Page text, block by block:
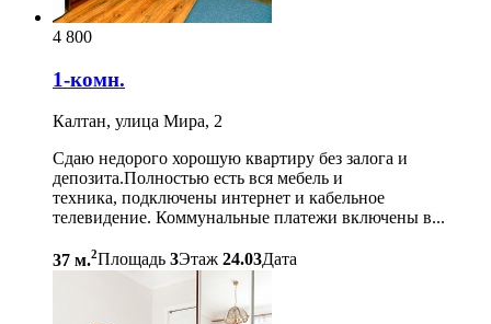
4 800
1-комн.
Калтан, улица Мира, 2
Сдаю недорого хорошую квартиру без залога и
депозита.Полностью есть вся мебель и
техника, подключены интернет и кабельное
телевидение. Коммунальные платежи включены в...
37 м.2Площадь 3Этаж 24.03Дата